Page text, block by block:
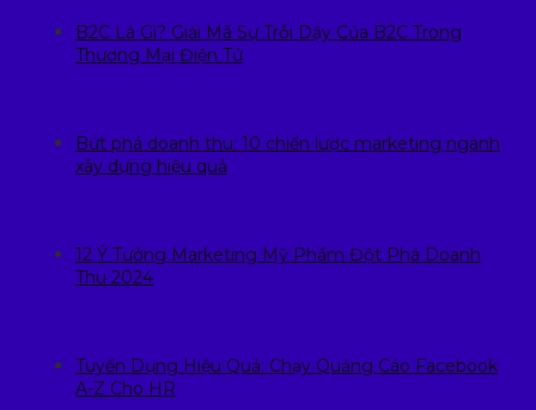
B2C Là Gì? Giải Mã Sự Trỗi Dậy Của B2C Trong
Thương Mại Điện Tử
Bứt phá doanh thu: 10 chiến lược marketing ngành
xây dựng hiệu quả
12 Ý Tưởng Marketing Mỹ Phẩm Đột Phá Doanh
Thu 2024
Tuyển Dụng Hiệu Quả: Chạy Quảng Cáo Facebook
A-Z Cho HR